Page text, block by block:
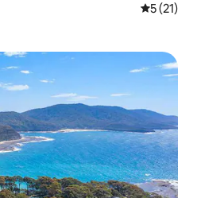
5 (21)